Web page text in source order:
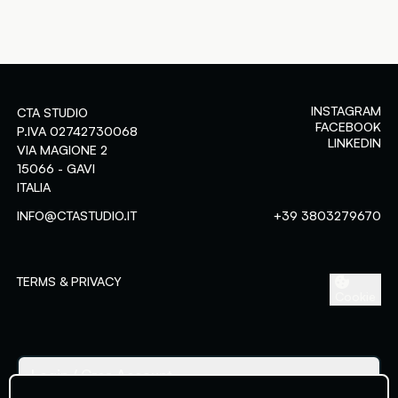
CTA STUDIO
P.IVA 02742730068
VIA MAGIONE 2
15066 - GAVI
ITALIA
INFO@CTASTUDIO.IT
INSTAGRAM
FACEBOOK
LINKEDIN
+39 3803279670
TERMS & PRIVACY
Login/ Crea Account
Area riservata ai clienti